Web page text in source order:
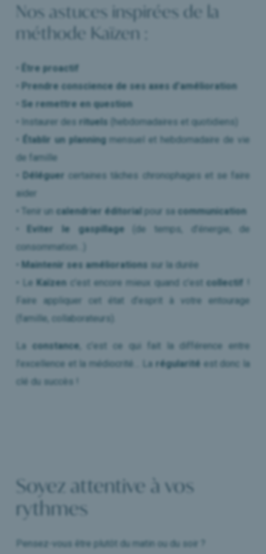
Nos astuces inspirées de la
méthode Kaïzen :
Être proactif
Prendre conscience de ses axes d’amélioration
Se remettre en question
• Instaurer des rituels (hebdomadaires et quotidiens)
Établir un planningmensuel et hebdomadaire de vie
de famille
Déléguer
certaines tâches chronophages et se faire
aider
• Tenir un calendrier éditorial pour sa communication
Eviter le gaspillage (de temps, d’énergie, de
consommation…)
Maintenir ses améliorations sur la durée
• Le Kaïzen c’est encore mieux quand c’est collectif
Faire appliquer cet état d’esprit à votre entourage
(famille, collaborateurs).
La constance , c’est ce qui fait la différence entre
l’excellence et la médiocrité… La régularité est donc la
clé du succès !
Soyez attentive à vos
rythmes
Pensez-vous être plutôt du matin ou du soir ?